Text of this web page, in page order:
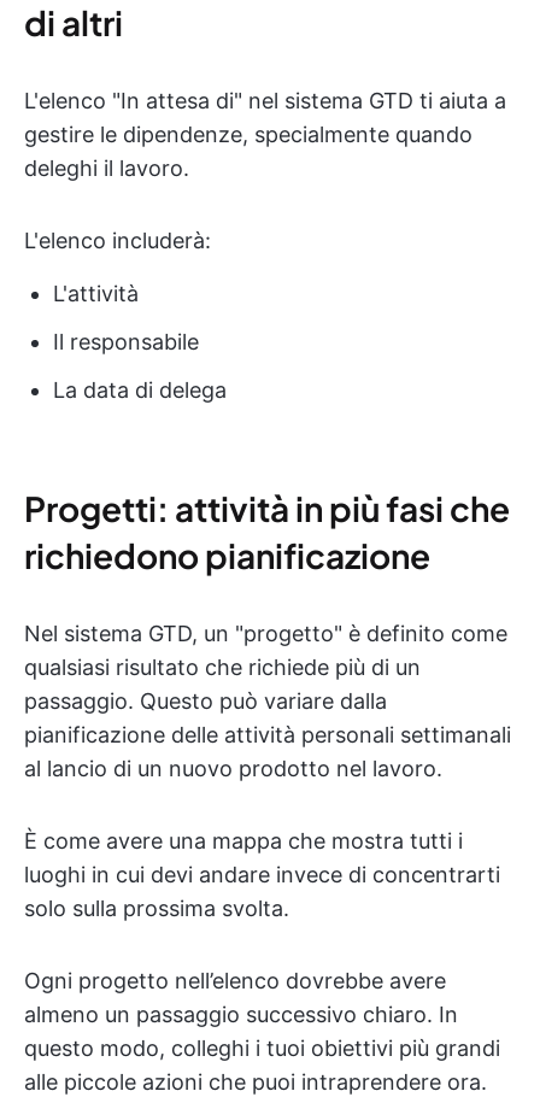
di altri
L'elenco "In attesa di" nel sistema GTD ti aiuta a
gestire le dipendenze, specialmente quando
deleghi il lavoro.
L'elenco includerà:
L'attività
Il responsabile
La data di delega
Progetti: attività in più fasi che
richiedono pianificazione
Nel sistema GTD, un "progetto" è definito come
qualsiasi risultato che richiede più di un
passaggio. Questo può variare dalla
pianificazione delle attività personali settimanali
al lancio di un nuovo prodotto nel lavoro.
È come avere una mappa che mostra tutti i
luoghi in cui devi andare invece di concentrarti
solo sulla prossima svolta.
Ogni progetto nell’elenco dovrebbe avere
almeno un passaggio successivo chiaro. In
questo modo, colleghi i tuoi obiettivi più grandi
alle piccole azioni che puoi intraprendere ora.